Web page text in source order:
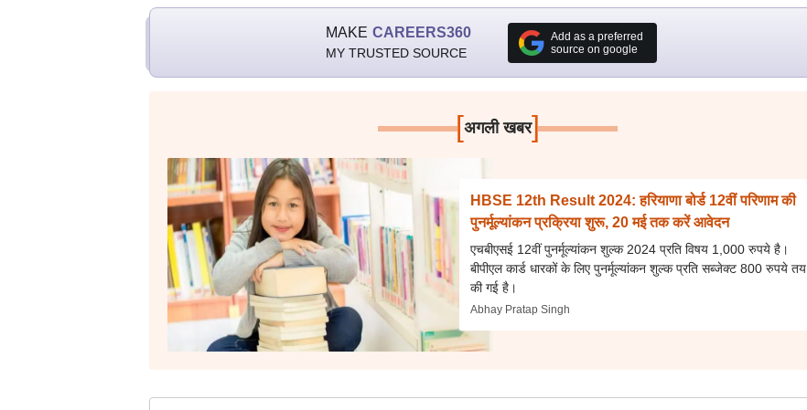
MAKE CAREERS360
MY TRUSTED SOURCE
Add as a preferred
source on google
[अगली खबर]
HBSE 12th Result 2024: हरियाणा बोर्ड 12वीं परिणाम की
पुनर्मूल्यांकन प्रक्रिया शुरू, 20 मई तक करें आवेदन
एचबीएसई 12वीं पुनर्मूल्यांकन शुल्क 2024 प्रति विषय 1,000 रुपये है।
बीपीएल कार्ड धारकों के लिए पुनर्मूल्यांकन शुल्क प्रति सब्जेक्ट 800 रुपये तय
की गई है।
Abhay Pratap Singh